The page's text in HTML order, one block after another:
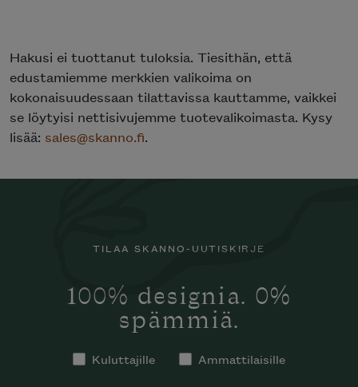
Hakusi ei tuottanut tuloksia. Tiesithän, että
edustamiemme merkkien valikoima on
kokonaisuudessaan tilattavissa kauttamme, vaikkei
se löytyisi nettisivujemme tuotevalikoimasta. Kysy
lisää: sales@skanno.fi.
TILAA SKANNO-UUTISKIRJE
100% designia. 0%
spämmiä.
Kuluttajille Ammattilaisille